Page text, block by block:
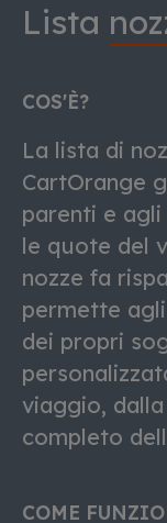
Lista
COS'È?
La lista di
CartOrange
parenti e
le quote del
nozze fa
permette
dei propri
viaggio,
completo
COME